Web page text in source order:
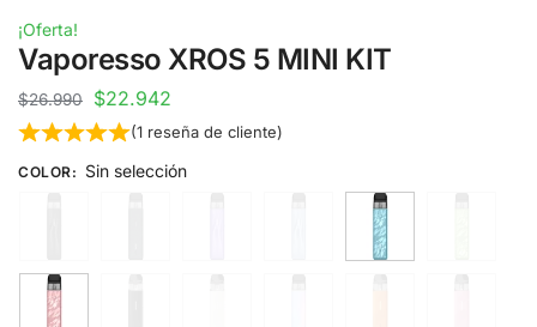
¡Oferta!
Vaporesso XROS 5 MINI KIT
$26.990 $22.942
(1reseña de cliente)
COLOR: Sin selección